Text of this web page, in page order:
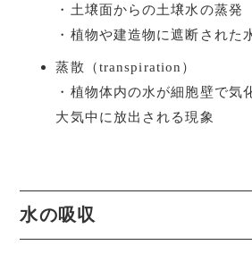
・土壌面からの土壌水の蒸発
・植物や建造物に遮断された
蒸散（transpiration）
・植物体内の水が細胞壁で気
大気中に放出される現象
水の吸収